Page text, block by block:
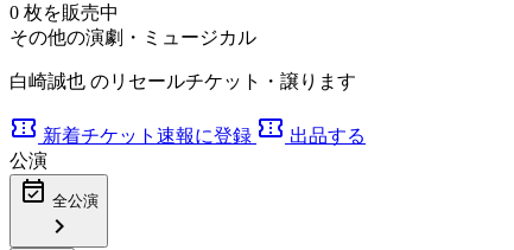
0 枚を販売中
その他の演劇・ミュージカル
白崎誠也 のリセールチケット・譲ります
confirmation_number 新着チケット速報に登録 confirmation_number 出品する
公演
event_available 全公演
chevron_right